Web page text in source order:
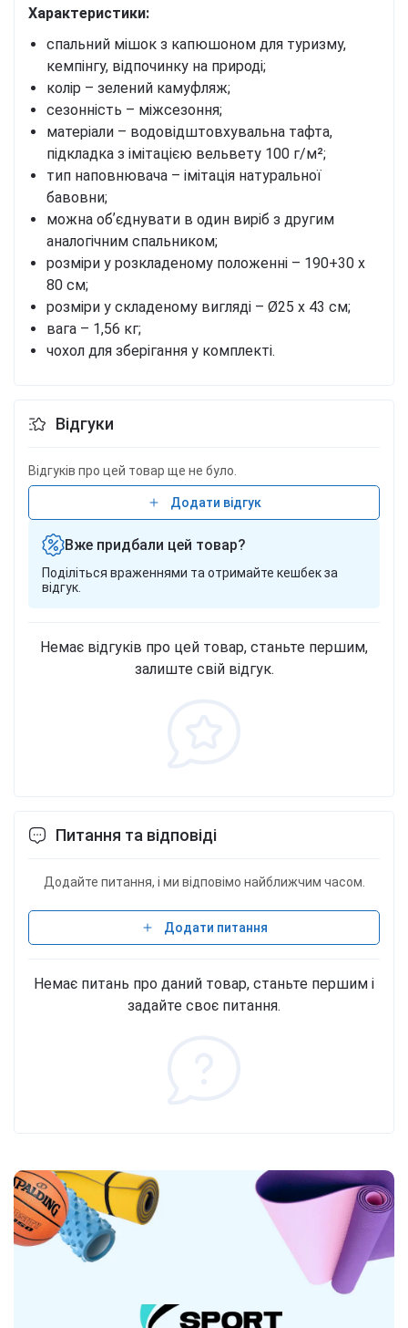
Характеристики:
спальний мішок з капюшоном для туризму,
кемпінгу, відпочинку на природі;
колір – зелений камуфляж;
сезонність – міжсезоння;
матеріали – водовідштовхувальна тафта,
підкладка з імітацією вельвету 100 г/м²;
тип наповнювача – імітація натуральної
бавовни;
можна обʼєднувати в один виріб з другим
аналогічним спальником;
розміри у розкладеному положенні – 190+30 х
80 см;
розміри у складеному вигляді – Ø25 х 43 см;
вага – 1,56 кг;
чохол для зберігання у комплекті.
Відгуки
Відгуків про цей товар ще не було.
Додати відгук
Вже придбали цей товар?
Поділіться враженнями та отримайте кешбек за
відгук.
Немає відгуків про цей товар, станьте першим,
залиште свій відгук.
Питання та відповіді
Додайте питання, і ми відповімо найближчим часом.
Додати питання
Немає питань про даний товар, станьте першим і
задайте своє питання.